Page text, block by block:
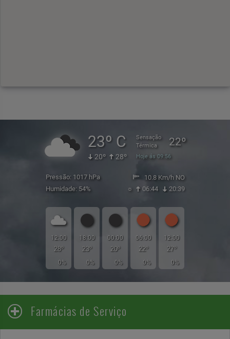
23º C
20º 28º
Sensação
Térmica
22º
Hoje ás 09:56
Pressão: 1017 hPa
10.8 Km/h NO
Humidade: 54%
☼ 06:44 20:39
12:00
28º
0%
18:00
23º
0%
00:00
20º
0%
06:00
22º
0%
12:00
27º
0%
Farmácias de Serviço